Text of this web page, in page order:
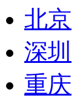
北京
深圳
重庆